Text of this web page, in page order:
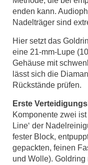
enden kann.
Nadelträger sind
Hier setzt das
eine 21-mm-Lupe
Gehäuse mit
lässt sich die
Rückstände prüfen.
Erste
Komponente zwei
Line‘ der
fester Block,
gepackten, feinen
und Wolle).